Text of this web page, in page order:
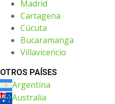
Madrid
Cartagena
Cúcuta
Bucaramanga
Villavicencio
OTROS PAÍSES
Argentina
Australia